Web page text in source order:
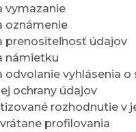
vymazanie
oznámenie
prenositeľnosť údajov
námietku
odvolanie vyhlásenia
ochrany údajov
rozhodnutie v
profilovania